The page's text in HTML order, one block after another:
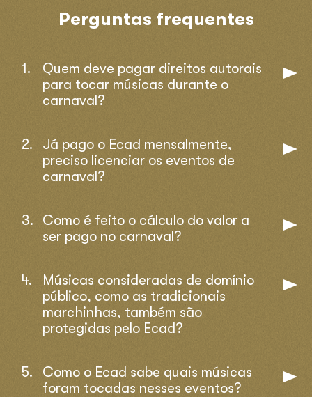
Perguntas frequentes
Quem deve pagar direitos autorais
para tocar músicas durante o
carnaval?
Já pago o Ecad mensalmente,
preciso licenciar os eventos de
carnaval?
Como é feito o cálculo do valor a
ser pago no carnaval?
Músicas consideradas de domínio
público, como as tradicionais
marchinhas, também são
protegidas pelo Ecad?
Como o Ecad sabe quais músicas
foram tocadas nesses eventos?